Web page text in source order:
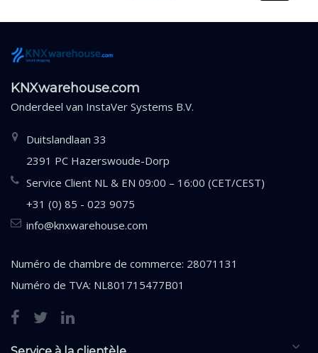
KNXwarehouse.com
Onderdeel van InstaVer Systems B.V.
Duitslandlaan 33
2391 PC Hazerswoude-Dorp
Service Client NL & EN 09:00 – 16:00 (CET/CEST)
+31 (0) 85 - 023 9075
info@knxwarehouse.com
Numéro de chambre de commerce: 28071131
Numéro de TVA: NL801715477B01